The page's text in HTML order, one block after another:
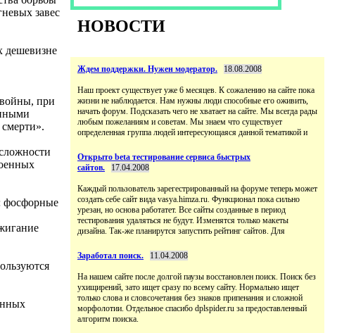
завес
дешевизне
при
фосфорные
НОВОСТИ
Ждем поддержки. Нужен модератор. 18.08.2008
Наш проект существует уже 6 месяцев. К сожалению на сайте пока
жизни не наблюдается. Нам нужны люди способные его оживить,
начать форум. Подсказать чего не хватает на сайте. Мы всегда рады
любым пожеланиям и советам. Мы знаем что существует
определенная группа людей интересующаяся данной тематикой и
Открыто beta тестирование сервиса быстрых
сайтов.
17.04.2008
Каждый пользователь зарегестрированный на форуме теперь может
создать себе сайт вида vasya.himza.ru. Функционал пока сильно
урезан, но основа работатет. Все сайты созданные в период
тестирования удаляться не будут. Изменятся только макеты
дизайна. Так-же планирутся запустить рейтинг сайтов. Для
Заработал поиск. 11.04.2008
На нашем сайте после долгой паузы восстановлен поиск. Поиск без
ухищирений, зато ищет сразу по всему сайту. Нормально ищет
только слова и словсочетания без знаков припенания и сложной
морфолотии. Отдельное спасибо dplspider.ru за предоставленный
алгоритм поиска.